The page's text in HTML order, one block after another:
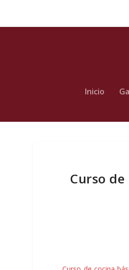
Inicio
Curso